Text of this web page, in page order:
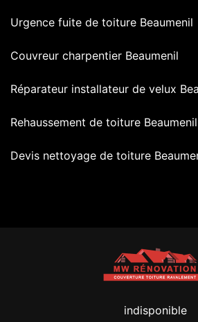
Urgence fuite de toiture Beaumenil
Couvreur charpentier Beaumenil
Réparateur installateur de velux
Rehaussement de toiture Beaumenil
Devis nettoyage de toiture
indisponible